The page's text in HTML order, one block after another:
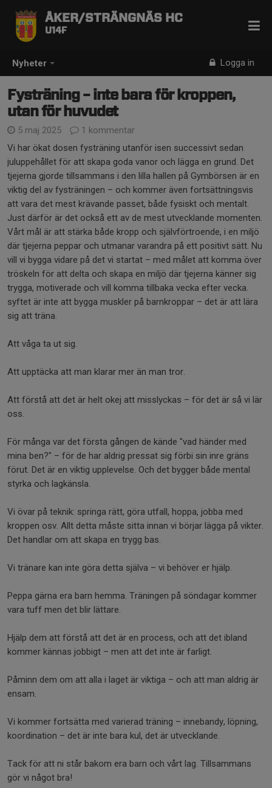
Nyheter Logga in
ÅKER/STRÄNGNÄS HC
U14F
Fysträning – inte bara för kroppen,
utan för huvudet
5 maj 2025
1 kommentar
Vi har ökat dosen fysträning utanför isen successivt sedan
juluppehållet för att skapa goda vanor och lägga en grund. Det
tjejerna gjorde tillsammans i den lilla hallen på Gymbörsen är en
viktig del av fysträningen – och kommer även fortsättningsvis
att vara det mest krävande passet, både fysiskt och mentalt.
Just därför är det också ett av de mest utvecklande momenten.
Vårt mål är att stärka både kropp och självförtroende, i en miljö
där tjejerna peppar och utmanar varandra på ett positivt sätt. Nu
vill vi bygga vidare på det vi startat – med målet att komma över
tröskeln för att delta och skapa en miljö där tjejerna känner sig
trygga, motiverade och vill komma tillbaka vecka efter vecka.
syftet är inte att bygga muskler på barnkroppar – det är att lära
sig att träna.
Att våga ta ut sig.
Att upptäcka att man klarar mer än man tror.
Att förstå att det är helt okej att misslyckas – för det är så vi lär
oss.
För många var det första gången de kände "vad händer med
mina ben?" – för de har aldrig pressat sig förbi sin inre gräns
förut. Det är en viktig upplevelse. Och det bygger både mental
styrka och lagkänsla.
Vi övar på teknik: springa rätt, göra utfall, hoppa, jobba med
kroppen osv. Allt detta måste sitta innan vi börjar lägga på vikter.
Det handlar om att skapa en trygg bas.
Vi tränare kan inte göra detta själva – vi behöver er hjälp.
Peppa gärna era barn hemma. Träningen på söndagar kommer
vara tuff men det blir lättare.
Hjälp dem att förstå att det är en process, och att det ibland
kommer kännas jobbigt – men att det inte är farligt.
Påminn dem om att alla i laget är viktiga – och att man aldrig är
ensam.
Vi kommer fortsätta med varierad träning – innebandy, löpning,
koordination – det är inte bara kul, det är utvecklande.
Tack för att ni står bakom era barn och vårt lag. Tillsammans
gör vi något bra!